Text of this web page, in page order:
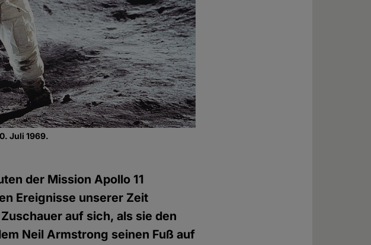
Juli 1969.
der Mission Apollo 11
Ereignisse unserer Zeit
auf sich, als sie den
Neil Armstrong seinen Fuß auf